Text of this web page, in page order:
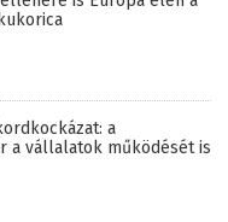
a
a vállalatok működését is